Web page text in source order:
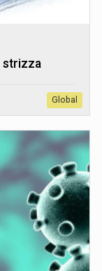
strizza
Global